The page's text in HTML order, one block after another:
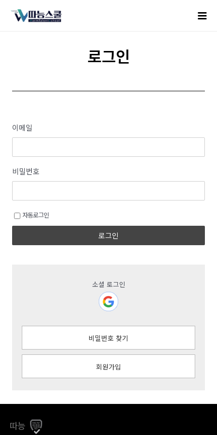
로그인
이메일
비밀번호
자동로그인
로그인
소셜 로그인
비밀번호 찾기
회원가입
따능